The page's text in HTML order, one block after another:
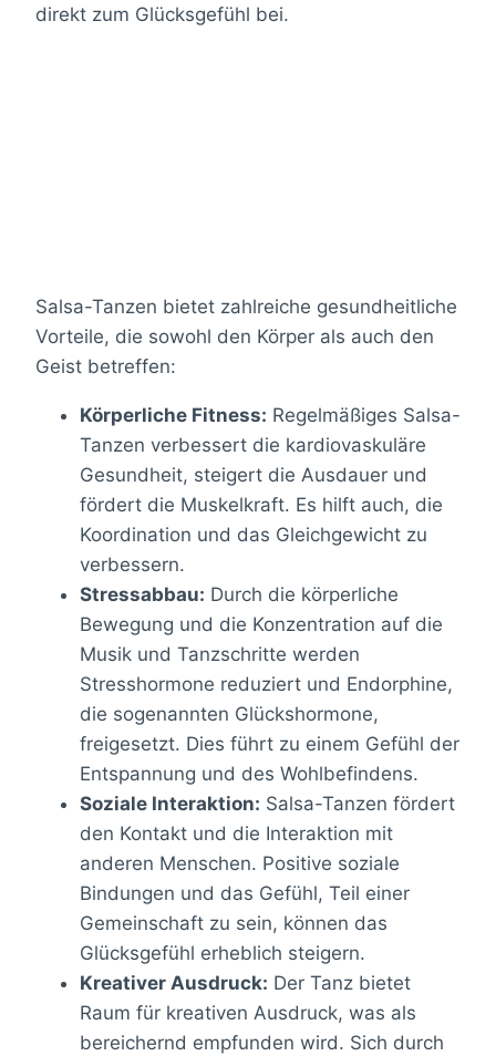
direkt zum Glücksgefühl bei.
Salsa-Tanzen bietet zahlreiche gesundheitliche
Vorteile, die sowohl den Körper als auch den
Geist betreffen:
Körperliche Fitness: Regelmäßiges Salsa-
Tanzen verbessert die kardiovaskuläre
Gesundheit, steigert die Ausdauer und
fördert die Muskelkraft. Es hilft auch, die
Koordination und das Gleichgewicht zu
verbessern.
Stressabbau: Durch die körperliche
Bewegung und die Konzentration auf die
Musik und Tanzschritte werden
Stresshormone reduziert und Endorphine,
die sogenannten Glückshormone,
freigesetzt. Dies führt zu einem Gefühl der
Entspannung und des Wohlbefindens.
Soziale Interaktion: Salsa-Tanzen fördert
den Kontakt und die Interaktion mit
anderen Menschen. Positive soziale
Bindungen und das Gefühl, Teil einer
Gemeinschaft zu sein, können das
Glücksgefühl erheblich steigern.
Kreativer Ausdruck: Der Tanz bietet
Raum für kreativen Ausdruck, was als
bereichernd empfunden wird. Sich durch